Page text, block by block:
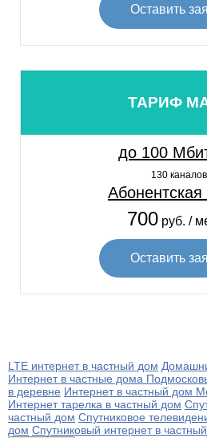
Оставить
ТАРИФ
до 100
130 каналов
Абонентская
700руб. /
Оставить
LTE интернет в частный дом
Интернет в частные дома
в деревне Интернет в частный дом
Интернет тарелка в частный дом
частный дом Спутниковое
дом Спутниковый интернет в